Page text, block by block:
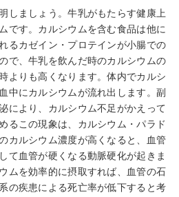
しましょう。牛乳がもたらす健康上
です。カルシウムを含む食品は他に
るカゼイン・プロテインが小腸での
で、牛乳を飲んだ時のカルシウムの
よりも高くなります。体内でカルシ
中にカルシウムが流れ出します。副
により、カルシウム不足がかえって
るこの現象は、カルシウム・パラド
カルシウム濃度が高くなると、血管
て血管が硬くなる動脈硬化が起きま
ムを効率的に摂取すれば、血管の石
の疾患による死亡率が低下すると考